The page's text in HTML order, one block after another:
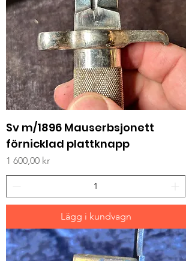
Sv m/1896 Mauserbsjonett
förnicklad plattknapp
Pris
1 600,00 kr
Lägg i kundvagn